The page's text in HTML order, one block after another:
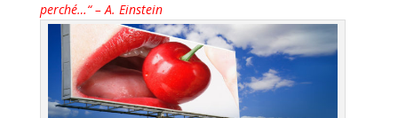
perché…“ – A. Einstein